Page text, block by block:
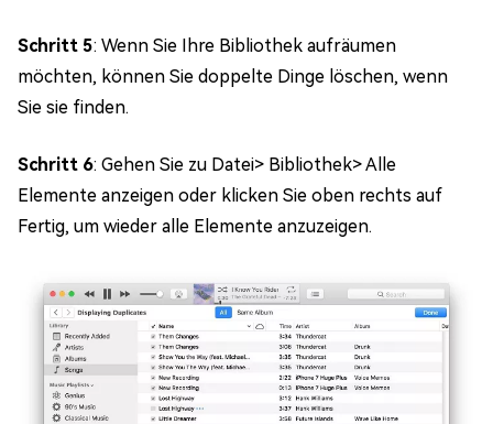
Schritt 5: Wenn Sie Ihre Bibliothek aufräumen
möchten, können Sie doppelte Dinge löschen, wenn
Sie sie finden.
Schritt 6: Gehen Sie zu Datei> Bibliothek> Alle
Elemente anzeigen oder klicken Sie oben rechts auf
Fertig, um wieder alle Elemente anzuzeigen.